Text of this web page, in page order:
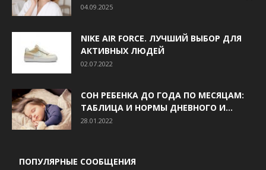
04.09.2025
NIKE AIR FORCE. ЛУЧШИЙ ВЫБОР ДЛЯ
АКТИВНЫХ ЛЮДЕЙ
02.07.2022
СОН РЕБЕНКА ДО ГОДА ПО МЕСЯЦАМ:
ТАБЛИЦА И НОРМЫ ДНЕВНОГО И...
28.01.2022
ПОПУЛЯРНЫЕ СООБЩЕНИЯ